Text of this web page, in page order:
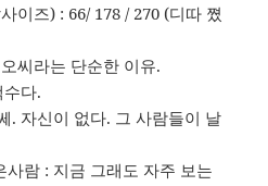
이즈) : 66/ 178 / 270 (디따 쪘
씨라는 단순한 이유.
다.
. 자신이 없다. 그 사람들이 날
람 : 지금 그래도 자주 보는